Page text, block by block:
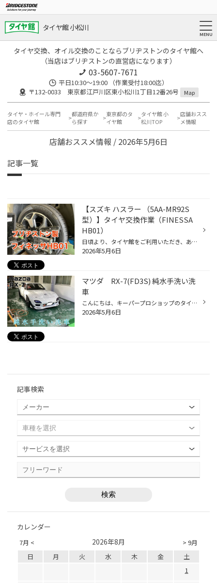
タイヤ館 小松川
タイヤ交換、オイル交換のことならブリヂストンのタイヤ館へ
（当店はブリヂストンの直営店になります）
03-5607-7671
平日10:30～19:00 （作業受付18:00迄）
〒132-0033 東京都江戸川区東小松川1丁目12番26号
Map
タイヤ・ホイール専門
店のタイヤ館
都道府県か
ら探す
東京都のタ
イヤ館
タイヤ館 小
松川TOP
店舗おスス
メ情報
店舗おススメ情報 / 2026年5月6日
記事一覧
【スズキ ハスラー （5AA-MR92S
型）】タイヤ交換作業（FINESSA
HB01）
日頃より、タイヤ館をご利用いただき、ありがとうございます。 さて、当店と同じチェーン店の近隣タイヤ館店舗で作業いたしましたタイヤ交換をご紹介します。 （WEB掲載をご快諾いただきましたお客様！大変感謝しております。 いつもご愛顧いただき誠にありがとうございます！！） おクルマ：スズキ...
2026年5月6日
マツダ RX-7(FD3S) 純水手洗い洗
車
こんにちは、キーパープロショップのタイヤ館小松川店です 今回はマツダ RX-7(FD3S)に純水手洗い洗車を行いました 花粉や黄砂など、気になる汚れがございましたらぜひ当店までご用命ください。 また、コーティングも行っておりますのでそちらも気になる方はぜひお問い合わせください！ キーパープロ...
2026年5月6日
記事検索
カレンダー
7月 < > 9月
2026年8月
日 月 火 水 木 金
土
1